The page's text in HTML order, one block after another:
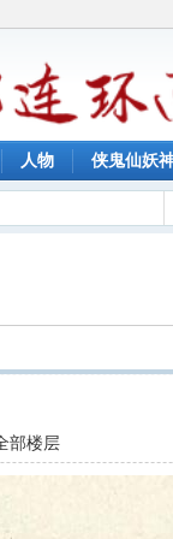
人物 侠鬼仙妖
部楼层